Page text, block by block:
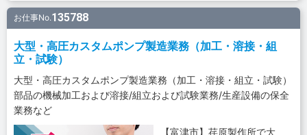
お仕事No.135788
大型・高圧カスタムポンプ製造業務（加工・溶接・組
立・試験）
大型・高圧カスタムポンプ製造業務（加工・溶接・組立・試験）
部品の機械加工および溶接/組立および試験業務/生産設備の保全
業務など
【富津市】荏原製作所で大